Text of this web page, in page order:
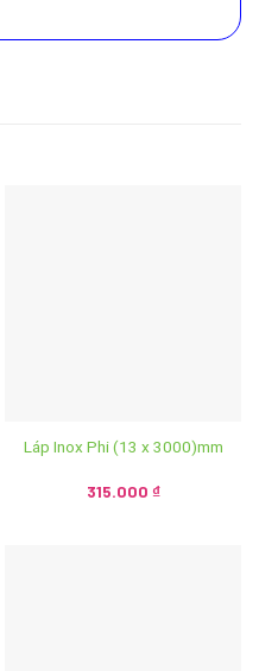
Láp Inox Phi (13 x 3000)mm
315.000 ₫